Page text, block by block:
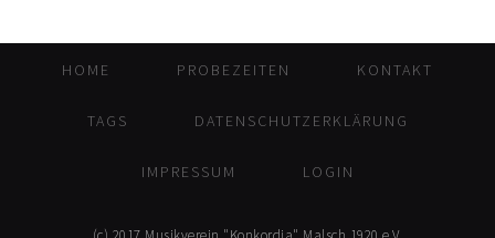
HOME PROBEZEITEN KONTAKT
TAGS DATENSCHUTZERKLÄRUNG
IMPRESSUM LOGIN